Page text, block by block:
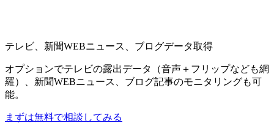
テレビ、新聞WEBニュース、ブログデータ取得
オプションでテレビの露出データ（音声＋フリップなども網
羅）、新聞WEBニュース、ブログ記事のモニタリングも可
能。
まずは無料で相談してみる